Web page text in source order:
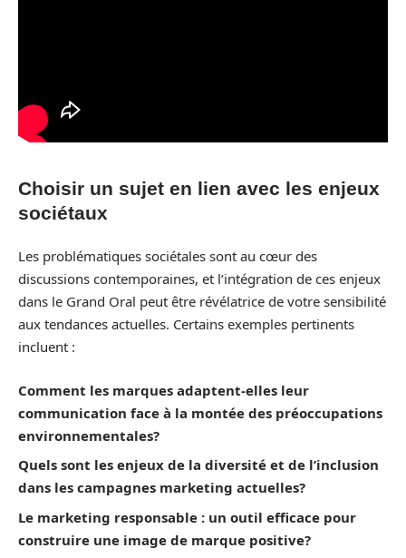
Choisir un sujet en lien avec les enjeux
sociétaux
Les problématiques sociétales sont au cœur des
discussions contemporaines, et l’intégration de ces enjeux
dans le Grand Oral peut être révélatrice de votre sensibilité
aux tendances actuelles. Certains exemples pertinents
incluent :
Comment les marques adaptent-elles leur
communication face à la montée des préoccupations
environnementales?
Quels sont les enjeux de la diversité et de l’inclusion
dans les campagnes marketing actuelles?
Le marketing responsable : un outil efficace pour
construire une image de marque positive?